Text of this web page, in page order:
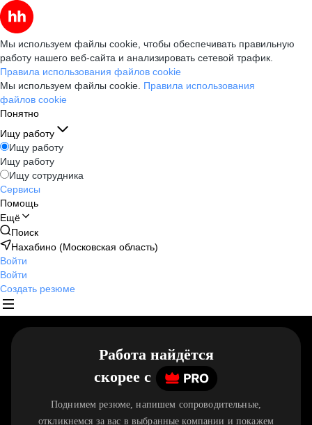
Мы используем файлы cookie, чтобы обеспечивать правильную
работу нашего веб-сайта и анализировать сетевой трафик.
Правила использования файлов cookie
Мы используем файлы cookie. Правила использования
файлов cookie
Понятно
Ищу работу
Ищу работу
Ищу работу
Ищу сотрудника
Сервисы
Помощь
Ещё
Поиск
Нахабино (Московская область)
Войти
Войти
Создать резюме
Работа найдётся
скорее c
Поднимем резюме, напишем сопроводительные,
откликнемся за вас в выбранные компании и покажем